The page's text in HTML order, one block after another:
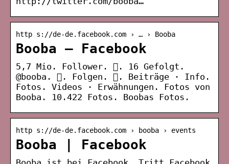
http s://de-de.facebook.com › … › Booba
Booba – Facebook
5,7 Mio. Follower. 󱞋. 16 Gefolgt.
@booba. 󱙶. Folgen. 󰟝. Beiträge · Info.
Fotos. Videos · Erwähnungen. Fotos von
Booba. 10.422 Fotos. Boobas Fotos.
http s://de-de.facebook.com › booba › events
Booba | Facebook